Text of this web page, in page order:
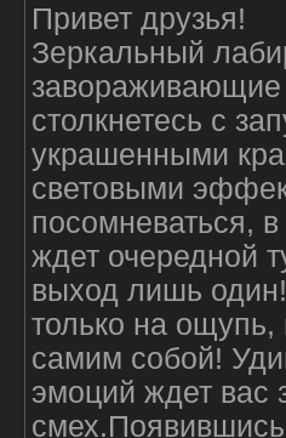
Привет друзья!
Зеркальный
столкнетесь с
украшенными
световыми
посомневаться,
ждет очередной
выход лишь
только на ощупь,
самим собой!
эмоций ждет вас